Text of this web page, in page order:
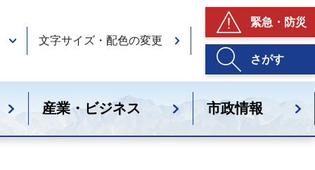
文字サイズ・配色の変更
緊急・防災
さがす
産業・ビジネス 市政情報